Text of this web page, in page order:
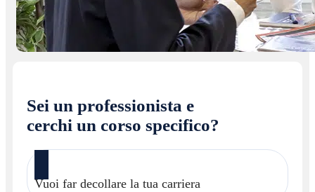
Sei un professionista e
cerchi un corso specifico?
Vuoi far decollare la tua carriera